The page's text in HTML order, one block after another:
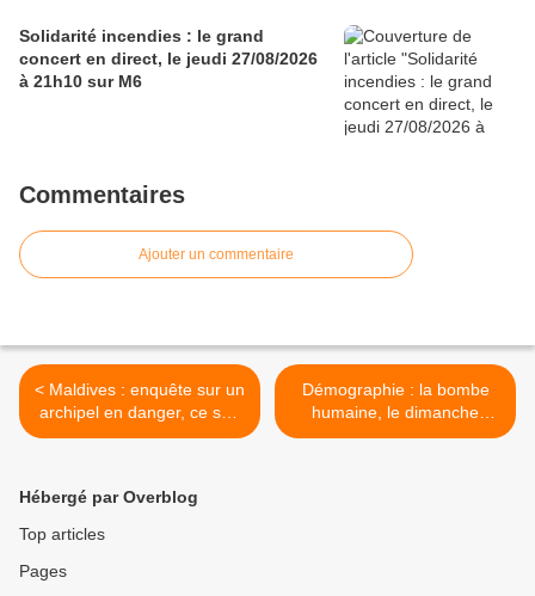
Solidarité incendies : le grand
concert en direct, le jeudi 27/08/2026
à 21h10 sur M6
Commentaires
Ajouter un commentaire
< Maldives : enquête sur un
archipel en danger, ce soir
à 23h10 dans Enquête
Démographie : la bombe
humaine, le dimanche
28/01/2024 à 21h05 sur
Hébergé par Overblog
Top articles
Pages